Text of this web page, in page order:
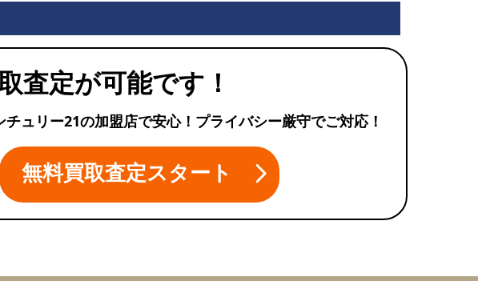
査定が可能です！
チュリー21の加盟店で安心！プライバシー厳守でご対応！
無料買取査定スタート